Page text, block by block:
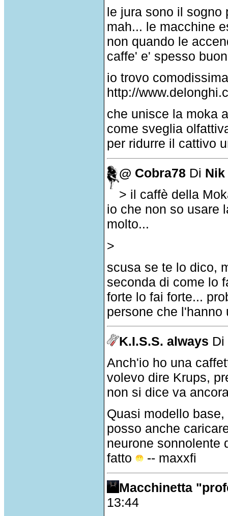
le jura sono il sogno
mah... le macchine
non quando le
caffe' e' spesso
io trovo
http://
che unisce la moka
come sveglia
per ridurre il cattivo
@ Cobra78 Di Nik
> il caffè della
io che non so usare
molto...
>
scusa se te lo dico,
seconda di come lo
forte lo fai forte...
persone che l'hanno
K.I.S.S. always Di
Anch'io ho una
volevo dire Krups,
non si dice va
Quasi modello
posso anche
neurone sonnolente
fatto
-- maxxfi
Macchinetta
13:44